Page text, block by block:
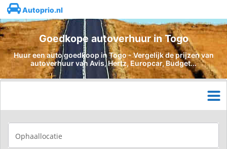
Autoprio.nl
Goedkope autoverhuur in Togo
Huur een auto goedkoop in Togo - Vergelijk de prijzen van
autoverhuur van Avis, Hertz, Europcar, Budget...
Ophaallocatie